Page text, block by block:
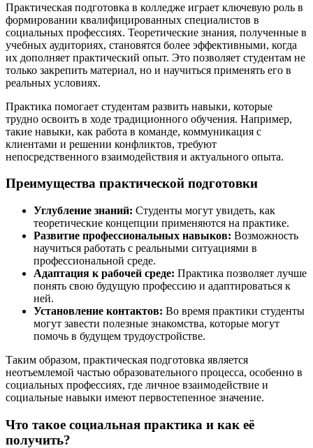
Практическая подготовка в колледже играет ключевую роль в
формировании квалифицированных специалистов в
социальных профессиях. Теоретические знания, полученные в
учебных аудиториях, становятся более эффективными, когда
их дополняет практический опыт. Это позволяет студентам не
только закрепить материал, но и научиться применять его в
реальных условиях.
Практика помогает студентам развить навыки, которые
трудно освоить в ходе традиционного обучения. Например,
такие навыки, как работа в команде, коммуникация с
клиентами и решении конфликтов, требуют
непосредственного взаимодействия и актуального опыта.
Преимущества практической подготовки
Углубление знаний: Студенты могут увидеть, как
теоретические концепции применяются на практике.
Развитие профессиональных навыков: Возможность
научиться работать с реальными ситуациями в
профессиональной среде.
Адаптация к рабочей среде: Практика позволяет лучше
понять свою будущую профессию и адаптироваться к
ней.
Установление контактов: Во время практики студенты
могут завести полезные знакомства, которые могут
помочь в будущем трудоустройстве.
Таким образом, практическая подготовка является
неотъемлемой частью образовательного процесса, особенно в
социальных профессиях, где личное взаимодействие и
социальные навыки имеют первостепенное значение.
Что такое социальная практика и как её
получить?